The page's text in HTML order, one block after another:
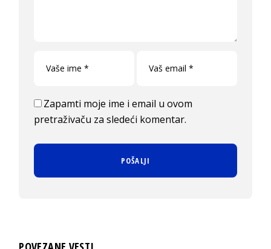
Zapamti moje ime i email u ovom
pretraživaču za sledeći komentar.